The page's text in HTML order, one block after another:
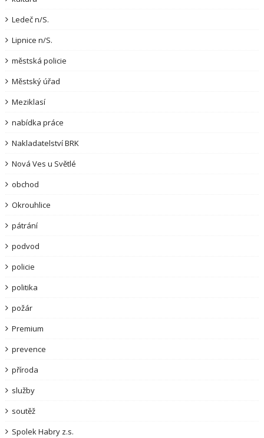
Ledeč n/S.
Lipnice n/S.
městská policie
Městský úřad
Meziklasí
nabídka práce
Nakladatelství BRK
Nová Ves u Světlé
obchod
Okrouhlice
pátrání
podvod
policie
politika
požár
Premium
prevence
příroda
služby
soutěž
Spolek Habry z.s.